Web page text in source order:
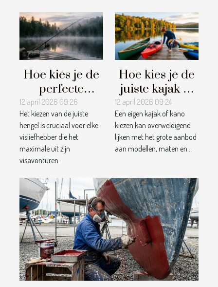
Hoe kies je de
perfecte
hengel voor
jouw
visavonturen?
12 april 2026 09:26
Het kiezen van de juiste
hengel is cruciaal voor elke
visliefhebber die het
maximale uit zijn
visavonturen...
Hoe kies je de
juiste kajak of
kano voor jouw
avonturen?
12 april 2026 09:24
Een eigen kajak of kano
kiezen kan overweldigend
lijken met het grote aanbod
aan modellen, maten en...